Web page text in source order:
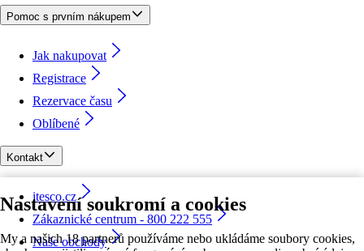
Nastavení soukromí a cookies
My a našich 18 partnerů používáme nebo ukládáme soubory cookies,
Pomoc s prvním nákupem
Jak nakupovat
Registrace
Rezervace času
Oblíbené
Kontakt
itesco.cz
Zákaznické centrum - 800 222 555
Naše obchody